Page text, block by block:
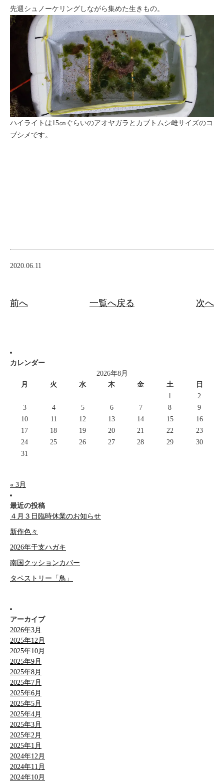
先週シュノーケリングしながら集めた生きもの。
ハイライトは15㎝ぐらいのアオヤガラとカブトムシ雌サイズのコ
ブシメです。
2020.06.11
前へ 一覧へ戻る 次へ
カレンダー
2026年8月
月
火 水 木 金 土
日
1
2
3
4 5 6 7 8
9
10
11 12 13 14 15
16
17
18 19 20 21 22
23
24
25 26 27 28 29
30
31
« 3月
最近の投稿
４月３日臨時休業のお知らせ
新作色々
2026年干支ハガキ
南国クッションカバー
タペストリー「鳥」
アーカイブ
2026年3月
2025年12月
2025年10月
2025年9月
2025年8月
2025年7月
2025年6月
2025年5月
2025年4月
2025年3月
2025年2月
2025年1月
2024年12月
2024年11月
2024年10月